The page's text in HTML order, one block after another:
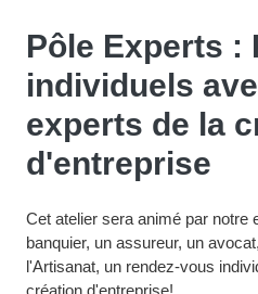
Pôle Experts
individuels
experts de la
d'entreprise
Cet atelier sera animé par
banquier, un assureur, un
l'Artisanat, un rendez-vous